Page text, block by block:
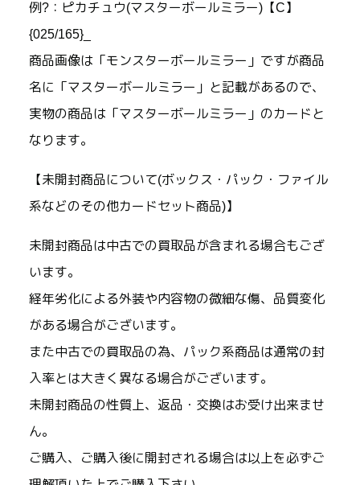
例?：ピカチュウ(マスターボールミラー)【C】
{025/165}_
商品画像は「モンスターボールミラー」ですが商品
名に「マスターボールミラー」と記載があるので、
実物の商品は「マスターボールミラー」のカードと
なります。
【未開封商品について(ボックス・パック・ファイル
系などのその他カードセット商品)】
未開封商品は中古での買取品が含まれる場合もござ
います。
経年劣化による外装や内容物の微細な傷、品質変化
がある場合がございます。
また中古での買取品の為、パック系商品は通常の封
入率とは大きく異なる場合がございます。
未開封商品の性質上、返品・交換はお受け出来ませ
ん。
ご購入、ご購入後に開封される場合は以上を必ずご